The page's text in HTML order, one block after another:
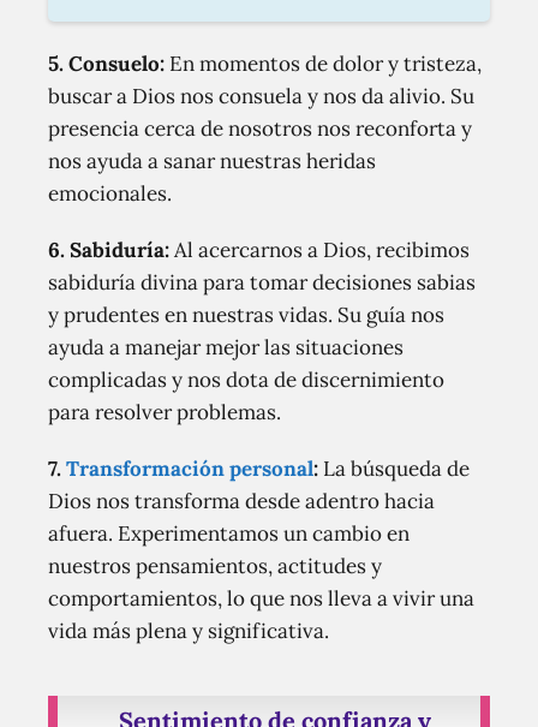
5. Consuelo: En momentos de dolor y tristeza,
buscar a Dios nos consuela y nos da alivio. Su
presencia cerca de nosotros nos reconforta y
nos ayuda a sanar nuestras heridas
emocionales.
6. Sabiduría:Al acercarnos a Dios, recibimos
sabiduría divina para tomar decisiones sabias
y prudentes en nuestras vidas. Su guía nos
ayuda a manejar mejor las situaciones
complicadas y nos dota de discernimiento
para resolver problemas.
7.Transformación personal: La búsqueda de
Dios nos transforma desde adentro hacia
afuera. Experimentamos un cambio en
nuestros pensamientos, actitudes y
comportamientos, lo que nos lleva a vivir una
vida más plena y significativa.
Sentimiento de confianza y